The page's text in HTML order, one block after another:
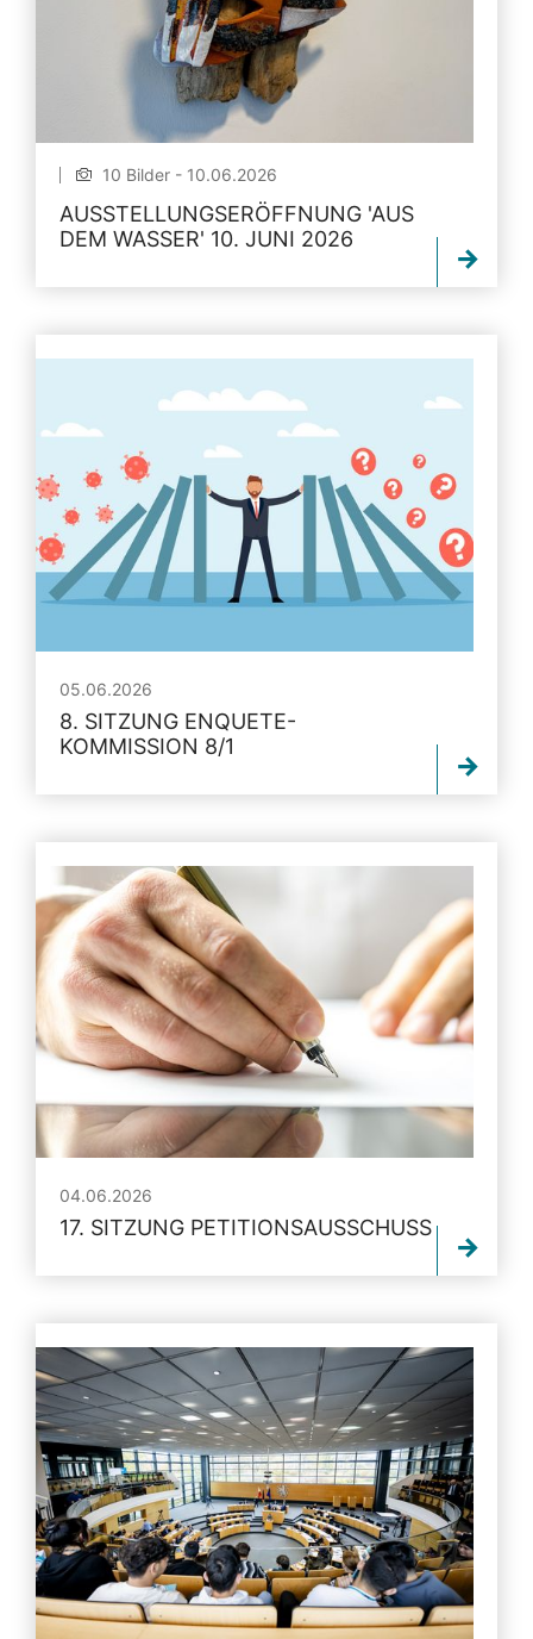
10 Bilder - 10.06.2026
AUSSTELLUNGSERÖFFNUNG 'AUS
DEM WASSER' 10. JUNI 2026
05.06.2026
8. SITZUNG ENQUETE-
KOMMISSION 8/1
04.06.2026
17. SITZUNG PETITIONSAUSSCHUSS